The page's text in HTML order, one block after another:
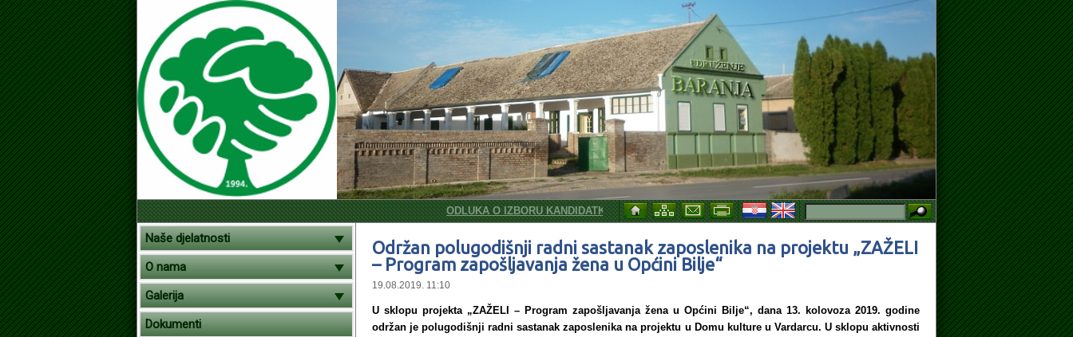
ODLUKA O IZBORU KANDIDATKINJE ZA SKLAPANJE UGOVORA O RADU NA ODREĐENO VRIJEME, ZAMJENA ZA VRIJEME
Naše djelatnosti
O nama
Galerija
Dokumenti
Održan polugodišnji radni sastanak zaposlenika na projektu „ZAŽELI
– Program zapošljavanja žena u Općini Bilje“
19.08.2019. 11:10
U sklopu projekta „ZAŽELI – Program zapošljavanja žena u Općini Bilje“, dana 13. kolovoza 2019. godine
održan je polugodišnji radni sastanak zaposlenika na projektu u Domu kulture u Vardarcu. U sklopu aktivnosti